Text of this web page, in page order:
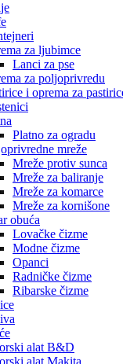
za ljubimce
Lanci za pse
za poljoprivredu
i oprema za
Platno za ogradu
mreže
Mreže protiv sunca
Mreže za baliranje
Mreže za komarce
Mreže za kornišone
obuća
Lovačke čizme
Modne čizme
Opanci
Radničke čizme
Ribarske čizme
alat B&D
alat Makita